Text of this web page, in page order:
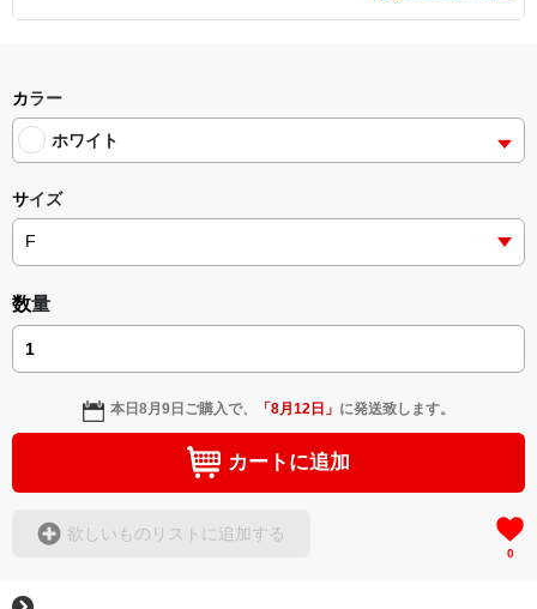
カラー
ホワイト
サイズ
数量
本日8月9日 ご購入で、 「8月12日 」 に発送致します。
カートに追加
欲しいものリストに追加する
0